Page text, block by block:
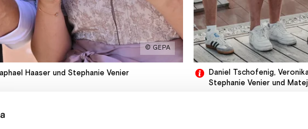
© GEPA
Haaser und Stephanie Venier
Daniel Tschofenig,
Stephanie Venier und